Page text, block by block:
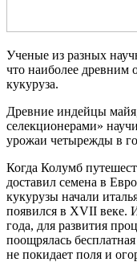
Ученые из разных
что наиболее древним
кукуруза.
Древние индейцы
селекционерами»
урожаи четырежды в
Когда Колумб
доставил семена в
кукурузы начали
появился в XVII веке.
года, для развития
поощрялась
не покидает поля и